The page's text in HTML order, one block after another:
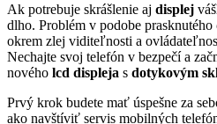
Ak potrebuje skrášlenie aj displej
dlho. Problém v podobe prasknutého
okrem zlej viditeľnosti a
Nechajte svoj telefón v bezpečí a
nového lcd displeja s dotykovým
Prvý krok budete mať úspešne za
ako navštíviť servis mobilných